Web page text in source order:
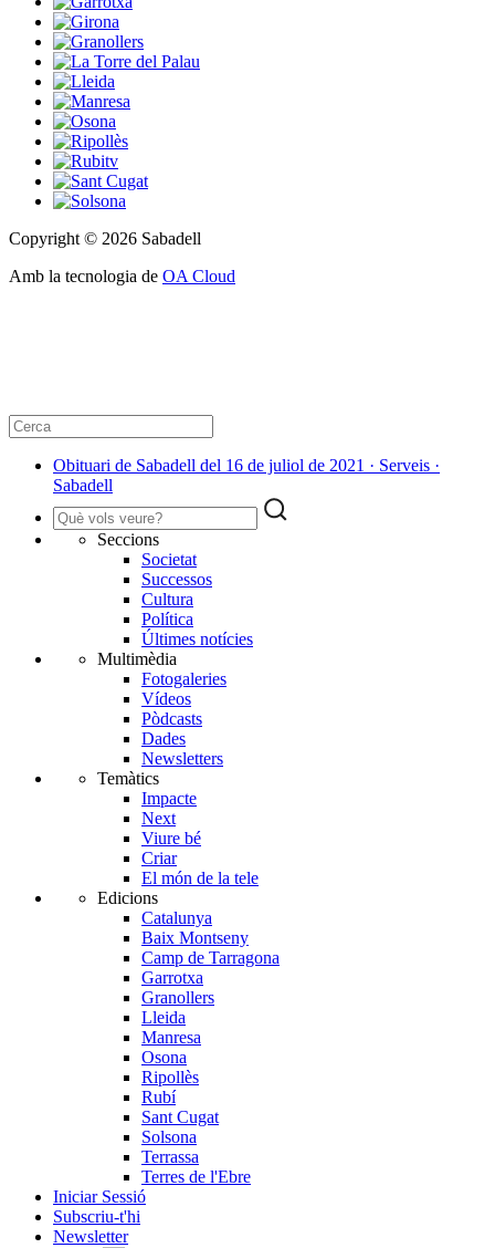
Copyright © 2026 Sabadell
Amb la tecnologia de OA Cloud
Obituari de Sabadell del 16 de juliol de 2021 · Serveis ·
Sabadell
Seccions
Societat
Successos
Cultura
Política
Últimes notícies
Multimèdia
Fotogaleries
Vídeos
Pòdcasts
Dades
Newsletters
Temàtics
Impacte
Next
Viure bé
Criar
El món de la tele
Edicions
Catalunya
Baix Montseny
Camp de Tarragona
Garrotxa
Granollers
Lleida
Manresa
Osona
Ripollès
Rubí
Sant Cugat
Solsona
Terrassa
Terres de l'Ebre
Iniciar Sessió
Subscriu-t'hi
Newsletter